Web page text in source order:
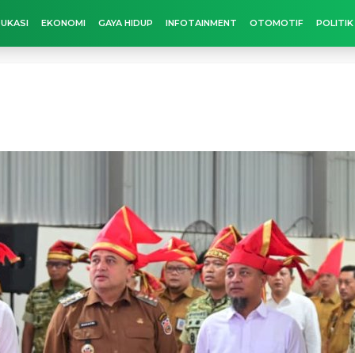
EKONOMI GAYA HIDUP INFOTAINMENT OTOMOTIF POLITIK